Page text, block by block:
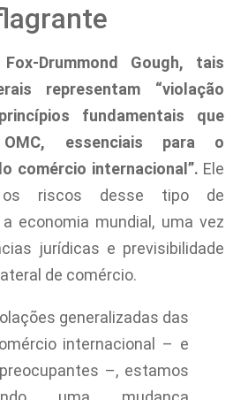
Drummond Gough, tais
representam “violação
fundamentais que
essenciais para o
comércio internacional”. Ele
os riscos desse tipo de
economia mundial, uma vez
jurídicas e previsibilidade
de comércio.
generalizadas das
internacional – e
–, estamos